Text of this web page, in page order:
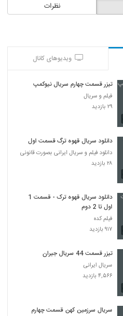
نظرات
ویدیوهای کانال
تیزر قسمت چهارم سریال نیوکمپ
فیلم و سریال
۲۹ بازدید
دانلود سریال قهوه ترگ قسمت اول
دانلود فیلم و سریال ایرانی بصورت قانونی
۲۸ بازدید
دانلود سریال قهوه ترک - قسمت 1
اول تا 2 دوم
فیلم کده
۹۱۷ بازدید
تیزر قسمت 44 سریال جیران
سریال ایرانی
۴,۵۶۶ بازدید
سریال سرزمین کهن قسمت چهارم